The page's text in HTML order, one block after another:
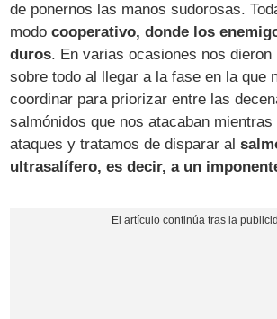
de ponernos las manos sudorosas.
modocooperativo, donde los
duros. En varias ocasiones nos dieron
sobre todo al llegar a la fase en la que
coordinar para priorizar entre las
salmónidos que nos atacaban
ataques y tratamos de disparar al
ultrasalífero, es decir, a un